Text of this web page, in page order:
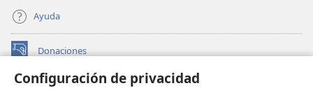
Configuración de privacidad
Ayuda
Donaciones
(abre
nueva BIBLIOTECA EN LÍNEA Watchtower™